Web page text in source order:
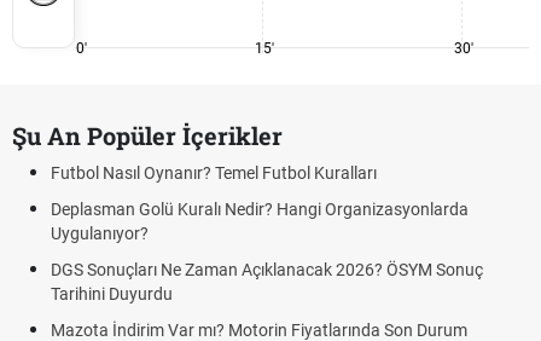
0' 15' 30'
Şu An Popüler İçerikler
Futbol Nasıl Oynanır? Temel Futbol Kuralları
Deplasman Golü Kuralı Nedir? Hangi Organizasyonlarda
Uygulanıyor?
DGS Sonuçları Ne Zaman Açıklanacak 2026? ÖSYM Sonuç
Tarihini Duyurdu
Mazota İndirim Var mı? Motorin Fiyatlarında Son Durum